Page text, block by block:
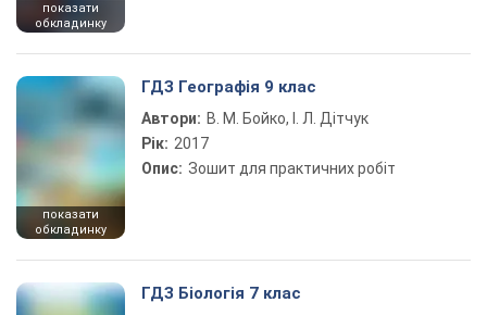
показати
обкладинку
показати
обкладинку
ГДЗ Географія 9 клас
Автори: В. М. Бойко, І. Л. Дітчук
Рік: 2017
Опис: Зошит для практичних робіт
ГДЗ Біологія 7 клас